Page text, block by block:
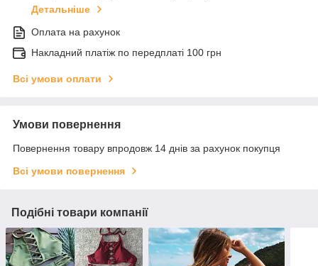
Детальніше
Оплата на рахунок
Накладний платіж по передплаті 100 грн
Всі умови оплати
Умови повернення
Повернення товару впродовж 14 днів за рахунок покупця
Всі умови повернення
Подібні товари компанії